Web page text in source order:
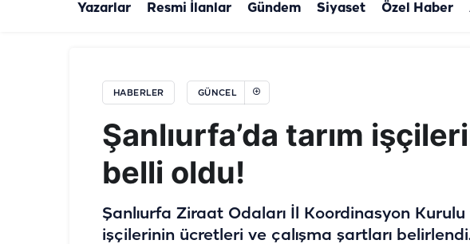
Yazarlar Resmi İlanlar Gündem Siyaset Özel Haber
HABERLER GÜNCEL
Şanlıurfa’da tarım
belli oldu!
Şanlıurfa Ziraat Odaları İl Koordinasyon Kurulu
işçilerinin ücretleri ve çalışma şartları